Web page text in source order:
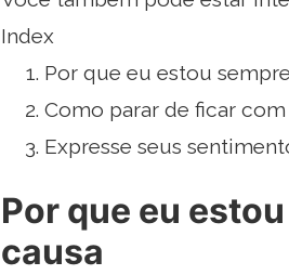
Index
Por que eu estou
Como parar de ficar com
Expresse seus
Por que eu
causa